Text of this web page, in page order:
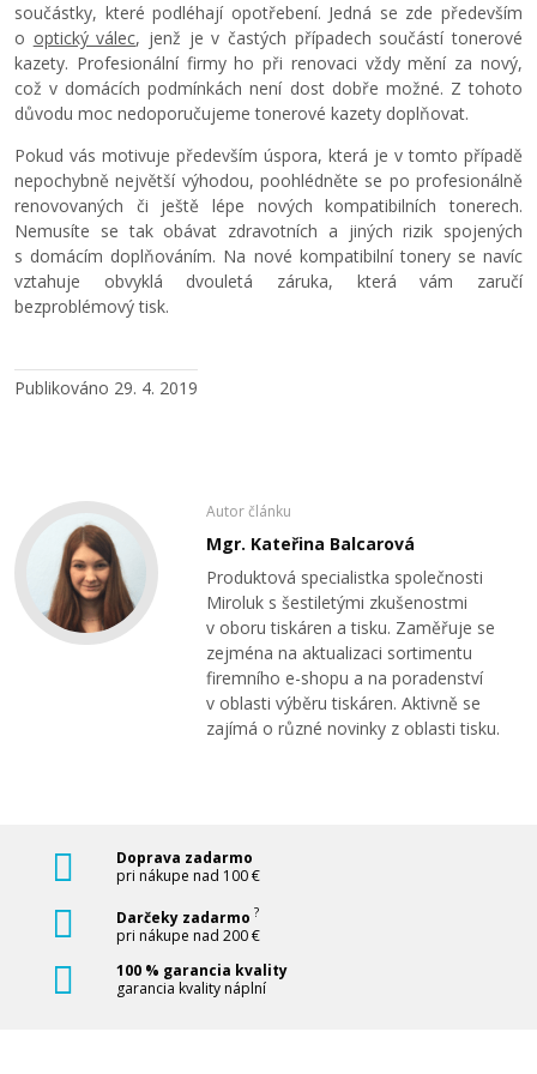
součástky, které podléhají opotřebení. Jedná se zde především
o optický válec, jenž je v častých případech součástí tonerové
kazety. Profesionální firmy ho při renovaci vždy mění za nový,
což v domácích podmínkách není dost dobře možné. Z tohoto
důvodu moc nedoporučujeme tonerové kazety doplňovat.
Pokud vás motivuje především úspora, která je v tomto případě
nepochybně největší výhodou, poohlédněte se po profesionálně
renovovaných či ještě lépe nových kompatibilních tonerech.
Nemusíte se tak obávat zdravotních a jiných rizik spojených
s domácím doplňováním. Na nové kompatibilní tonery se navíc
vztahuje obvyklá dvouletá záruka, která vám zaručí
bezproblémový tisk.
Publikováno 29. 4. 2019
Autor článku
Mgr. Kateřina Balcarová
Produktová specialistka společnosti
Miroluk s šestiletými zkušenostmi
v oboru tiskáren a tisku. Zaměřuje se
zejména na aktualizaci sortimentu
firemního e-shopu a na poradenství
v oblasti výběru tiskáren. Aktivně se
zajímá o různé novinky z oblasti tisku.
Doprava zadarmo
pri nákupe nad 100 €
Darčeky zadarmo ?
pri nákupe nad 200 €
100 % garancia kvality
garancia kvality náplní